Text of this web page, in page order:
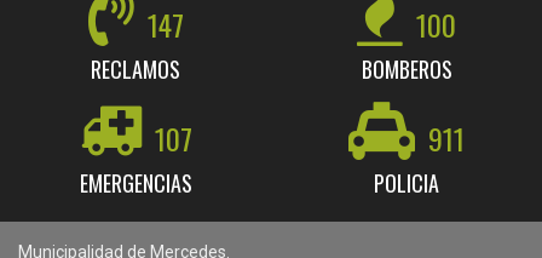
147
RECLAMOS
100
BOMBEROS
107
EMERGENCIAS
911
POLICIA
Municipalidad de Mercedes.